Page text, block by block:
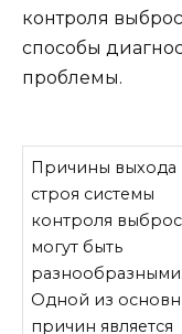
контроля
способы
проблемы.
Причины выхода
строя системы
контроля
могут быть
разнообразными.
Одной из
причин является